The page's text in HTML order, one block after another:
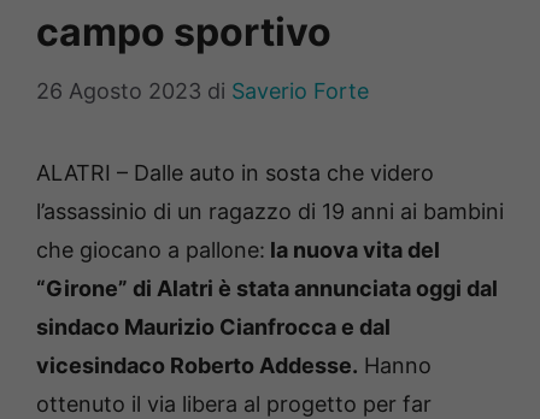
campo sportivo
26 Agosto 2023 di Saverio Forte
ALATRI – Dalle auto in sosta che videro
l’assassinio di un ragazzo di 19 anni ai bambini
che giocano a pallone: la nuova vita del
“Girone” di Alatri è stata annunciata oggi dal
sindaco Maurizio Cianfrocca e dal
vicesindaco Roberto Addesse. Hanno
ottenuto il via libera al progetto per far